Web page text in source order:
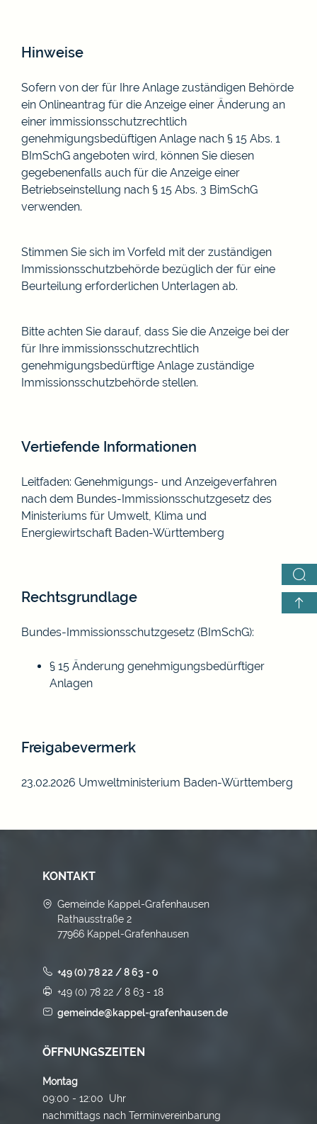
Hinweise
Sofern von der für Ihre Anlage zuständigen Behörde
ein Onlineantrag für die Anzeige einer Änderung an
einer immissionsschutzrechtlich
genehmigungsbedüftigen Anlage nach § 15 Abs. 1
BImSchG angeboten wird, können Sie diesen
gegebenenfalls auch für die Anzeige einer
Betriebseinstellung nach § 15 Abs. 3 BimSchG
verwenden.
Stimmen Sie sich im Vorfeld mit der zuständigen
Immissionsschutzbehörde bezüglich der für eine
Beurteilung erforderlichen Unterlagen ab.
Bitte achten Sie darauf, dass Sie die Anzeige bei der
für Ihre immissionsschutzrechtlich
genehmigungsbedürftige Anlage zuständige
Immissionsschutzbehörde stellen.
Vertiefende Informationen
Leitfaden: Genehmigungs- und Anzeigeverfahren
nach dem Bundes-Immissionsschutzgesetz des
Ministeriums für Umwelt, Klima und
Energiewirtschaft Baden-Württemberg
Rechtsgrundlage
Bundes-Immissionsschutzgesetz (BImSchG):
§ 15 Änderung genehmigungsbedürftiger
Anlagen
Freigabevermerk
23.02.2026 Umweltministerium Baden-Württemberg
KONTAKT
Gemeinde Kappel-Grafenhausen
Rathausstraße 2
77966 Kappel-Grafenhausen
+49 (0) 78 22 / 8 63 - 0
+49 (0) 78 22 / 8 63 - 18
gemeinde@kappel-grafenhausen.de
ÖFFNUNGSZEITEN
Montag
09:00 - 12:00 Uhr
nachmittags nach Terminvereinbarung